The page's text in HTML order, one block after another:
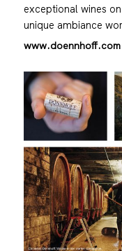
exceptional wines
unique ambiance
www.doennhoff.com